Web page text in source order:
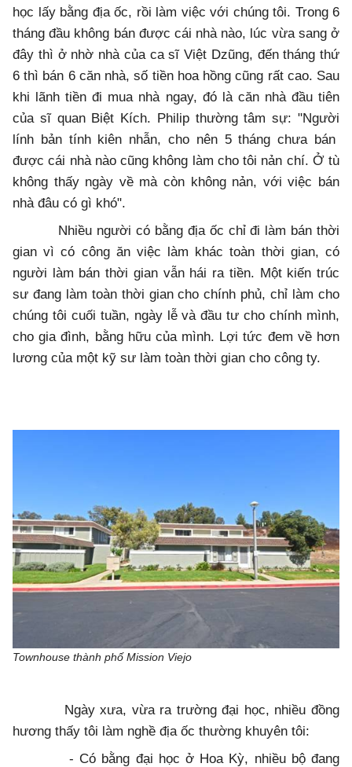
học lấy bằng địa ốc, rồi làm việc với chúng tôi. Trong 6
tháng đầu không bán được cái nhà nào, lúc vừa sang ở
đây thì ở nhờ nhà của ca sĩ Việt Dzũng, đến tháng thứ
6 thì bán 6 căn nhà, số tiền hoa hồng cũng rất cao. Sau
khi lãnh tiền đi mua nhà ngay, đó là căn nhà đầu tiên
của sĩ quan Biệt Kích. Philip thường tâm sự: "Người
lính bản tính kiên nhẫn, cho nên 5 tháng chưa bán
được cái nhà nào cũng không làm cho tôi nản chí. Ở tù
không thấy ngày về mà còn không nản, với việc bán
nhà đâu có gì khó".
Nhiều người có bằng địa ốc chỉ đi làm bán thời
gian vì có công ăn việc làm khác toàn thời gian, có
người làm bán thời gian vẫn hái ra tiền. Một kiến trúc
sư đang làm toàn thời gian cho chính phủ, chỉ làm cho
chúng tôi cuối tuần, ngày lễ và đầu tư cho chính mình,
cho gia đình, bằng hữu của mình. Lợi tức đem về hơn
lương của một kỹ sư làm toàn thời gian cho công ty.
Townhouse thành phố Mission Viejo
Ngày xưa, vừa ra trường đại học, nhiều đồng
hương thấy tôi làm nghề địa ốc thường khuyên tôi:
- Có bằng đại học ở Hoa Kỳ, nhiều bộ đang